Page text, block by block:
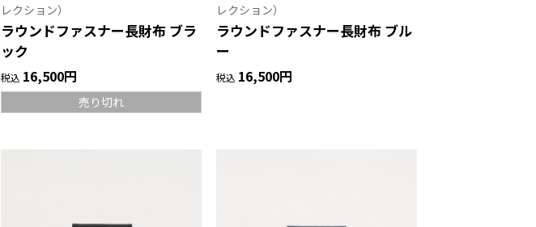
レクション）
ラウンドファスナー長財布 ブラ
ック
税込 16,500円
売り切れ
レクション）
ラウンドファスナー長財布 ブル
ー
税込 16,500円